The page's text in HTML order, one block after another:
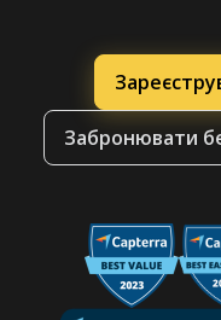
Забронювати